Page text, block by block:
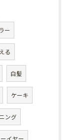
ー
る
白髪
ケーキ
ング